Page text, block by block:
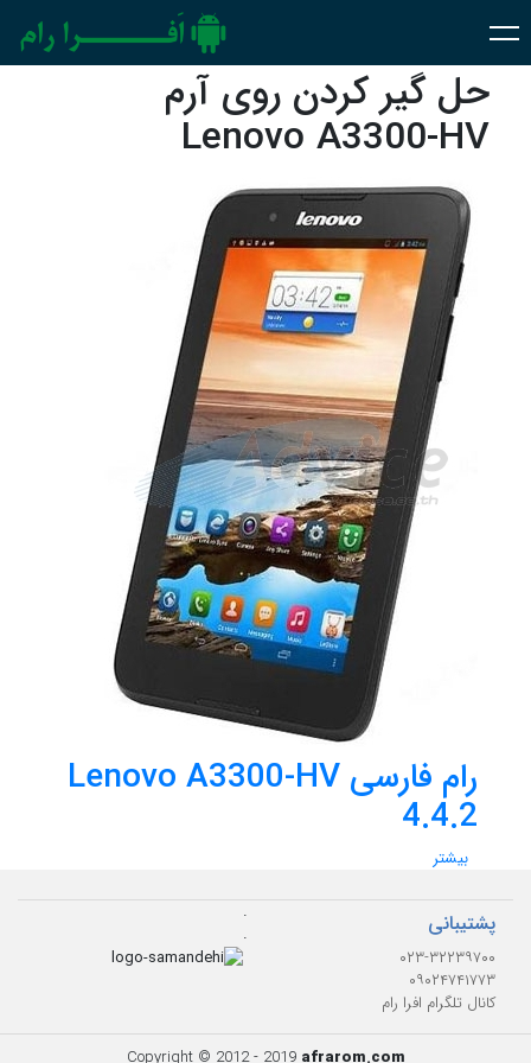
حل گیر کردن روی آرم
Lenovo A3300-HV
رام فارسی Lenovo A3300-HV
4.4.2
بیشتر
پشتیبانی
۰۲۳-۳۲۲۳۹۷۰۰
۰۹۰۲۴۷۴۱۷۷۳
کانال تلگرام افرا رام
.
.
Copyright © 2012 - 2019 afrarom.com